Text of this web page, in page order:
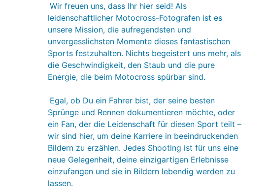
Wir freuen uns, dass Ihr hier seid! Als
leidenschaftlicher Motocross-Fotografen ist es
unsere Mission, die aufregendsten und
unvergesslichsten Momente dieses fantastischen
Sports festzuhalten. Nichts begeistert uns mehr, als
die Geschwindigkeit, den Staub und die pure
Energie, die beim Motocross spürbar sind.
Egal, ob Du ein Fahrer bist, der seine besten
Sprünge und Rennen dokumentieren möchte, oder
ein Fan, der die Leidenschaft für diesen Sport teilt –
wir sind hier, um deine Karriere in beeindruckenden
Bildern zu erzählen. Jedes Shooting ist für uns eine
neue Gelegenheit, deine einzigartigen Erlebnisse
einzufangen und sie in Bildern lebendig werden zu
lassen.